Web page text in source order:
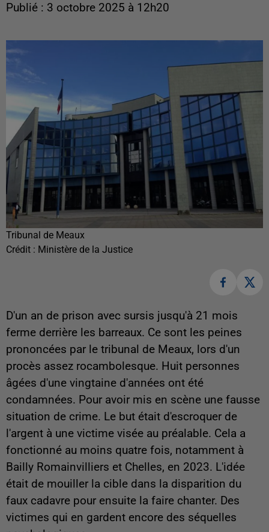
Publié : 3 octobre 2025 à 12h20
Tribunal de Meaux
Crédit : Ministère de la Justice
D'un an de prison avec sursis jusqu'à 21 mois
ferme derrière les barreaux. Ce sont les peines
prononcées par le tribunal de Meaux, lors d'un
procès assez rocambolesque. Huit personnes
âgées d'une vingtaine d'années ont été
condamnées. Pour avoir mis en scène une fausse
situation de crime. Le but était d'escroquer de
l'argent à une victime visée au préalable. Cela a
fonctionné au moins quatre fois, notamment à
Bailly Romainvilliers et Chelles, en 2023. L'idée
était de mouiller la cible dans la disparition du
faux cadavre pour ensuite la faire chanter. Des
victimes qui en gardent encore des séquelles